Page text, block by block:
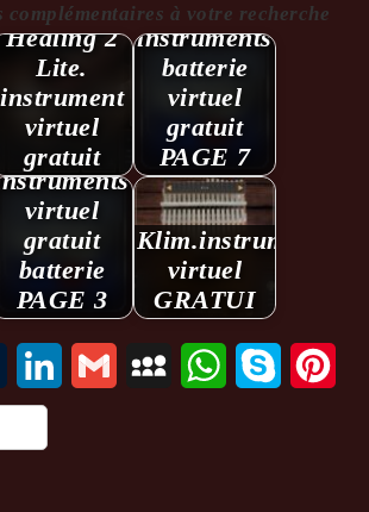
complémentaires à votre recherche
Healing 2
Lite.
instrument
virtuel
gratuit
instruments
batterie
virtuel
gratuit
PAGE 7
virtuel
gratuit
batterie
PAGE 3
Klim.instrument
virtuel
GRATUI
Tumblr LinkedInGmail MySpaceWhatsAppSkype